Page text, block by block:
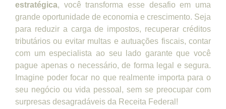
estratégica, você transforma esse desafio em uma
grande oportunidade de economia e crescimento. Seja
para reduzir a carga de impostos, recuperar créditos
tributários ou evitar multas e autuações fiscais, contar
com um especialista ao seu lado garante que você
pague apenas o necessário, de forma legal e segura.
Imagine poder focar no que realmente importa para o
seu negócio ou vida pessoal, sem se preocupar com
surpresas desagradáveis da Receita Federal!